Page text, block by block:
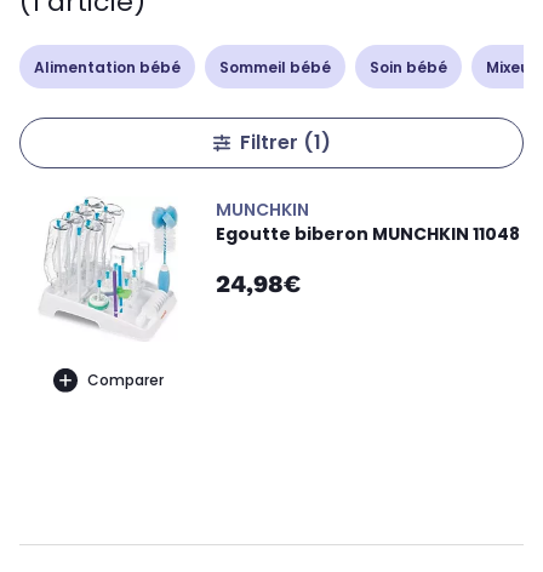
Alimentation bébé Sommeil bébé Soin bébé Mixeur
Filtrer (1)
Comparer
MUNCHKIN
Egoutte biberon MUNCHKIN 11048
24,98€